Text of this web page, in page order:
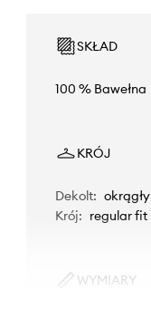
SKŁAD
100 % Bawełna
KRÓJ
Dekolt: okrągły
Krój: regular fit
WYMIARY